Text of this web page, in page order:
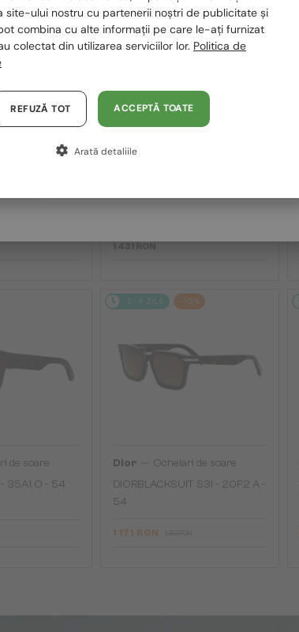
V - 56
2-4 ZILE
DIORBLACKSUIT S12F - 10A0 V
1 431 RON
de soare
- 35A1 O - 54
2-4 ZILE -10%
Dior
Ochelari de soare
DIORBLACKSUIT S3I - 20F2 A -
54
1 171 RON
Polska / PL
Magyarország / HU
Austria / AT
site-ului nostru cu partenerii noștri de publicitate și
combina cu alte informații pe care le-ați furnizat
colectat din utilizarea serviciilor lor. Politica de
ACCEPTĂ TOATE
REFUZĂ TOT
Arată detaliile